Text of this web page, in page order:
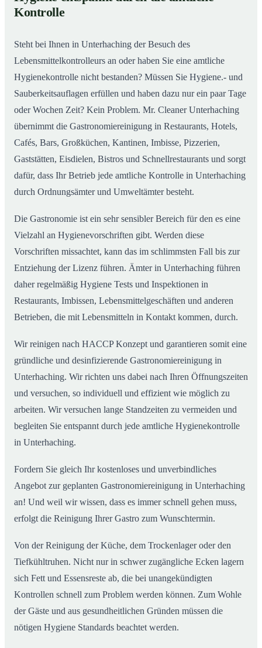
02Gastronomiereinigung in Unterhaching – Qualität,
die man sieht
Kontrolle
Steht bei Ihnen in Unterhaching der Besuch des
Lebensmittelkontrolleurs an oder haben Sie eine amtliche
Hygienekontrolle nicht bestanden? Müssen Sie Hygiene.- und
Sauberkeitsauflagen erfüllen und haben dazu nur ein paar Tage
oder Wochen Zeit? Kein Problem. Mr. Cleaner Unterhaching
übernimmt die Gastronomiereinigung in Restaurants, Hotels,
Cafés, Bars, Großküchen, Kantinen, Imbisse, Pizzerien,
Gaststätten, Eisdielen, Bistros und Schnellrestaurants und sorgt
dafür, dass Ihr Betrieb jede amtliche Kontrolle in Unterhaching
durch Ordnungsämter und Umweltämter besteht.
Die Gastronomie ist ein sehr sensibler Bereich für den es eine
Vielzahl an Hygienevorschriften gibt. Werden diese
Vorschriften missachtet, kann das im schlimmsten Fall bis zur
Entziehung der Lizenz führen. Ämter in Unterhaching führen
daher regelmäßig Hygiene Tests und Inspektionen in
Restaurants, Imbissen, Lebensmittelgeschäften und anderen
Betrieben, die mit Lebensmitteln in Kontakt kommen, durch.
Wir reinigen nach HACCP Konzept und garantieren somit eine
gründliche und desinfizierende Gastronomiereinigung in
Unterhaching. Wir richten uns dabei nach Ihren Öffnungszeiten
und versuchen, so individuell und effizient wie möglich zu
arbeiten. Wir versuchen lange Standzeiten zu vermeiden und
begleiten Sie entspannt durch jede amtliche Hygienekontrolle
in Unterhaching.
Fordern Sie gleich Ihr kostenloses und unverbindliches
Angebot zur geplanten Gastronomiereinigung in Unterhaching
an! Und weil wir wissen, dass es immer schnell gehen muss,
erfolgt die Reinigung Ihrer Gastro zum Wunschtermin.
Von der Reinigung der Küche, dem Trockenlager oder den
Tiefkühltruhen. Nicht nur in schwer zugängliche Ecken lagern
sich Fett und Essensreste ab, die bei unangekündigten
Kontrollen schnell zum Problem werden können. Zum Wohle
der Gäste und aus gesundheitlichen Gründen müssen die
nötigen Hygiene Standards beachtet werden.